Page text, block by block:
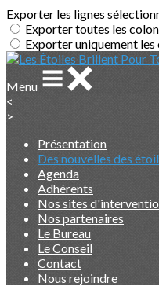
Exporter les lignes
Exporter toutes les
Exporter uniquement
Menu
<
>
Présentation
Des nouvelles des
Agenda
Adhérents
Nos sites
Nos partenaires
Le Bureau
Le Conseil
Contact
Nous rejoindre